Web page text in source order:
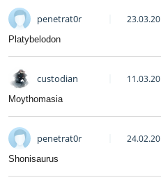
penetrat0r 23.03.20
Platybelodon
custodian 11.03.20
Moythomasia
penetrat0r 24.02.20
Shonisaurus